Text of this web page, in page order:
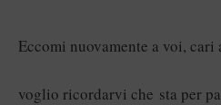
Eccomi nuovamente a voi,
voglio ricordarvi che sta per